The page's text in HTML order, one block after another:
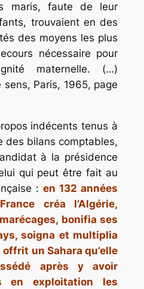
maris, faute de leur
trouvaient en des
des moyens les plus
nécessaire pour
maternelle. (…)
sens, Paris, 1965, page
indécents tenus à
des bilans comptables,
à la présidence
qui peut être fait au
:en 132 années
créa l’Algérie,
bonifia ses
soigna et multiplia
un Sahara qu’elle
après y avoir
en exploitation les